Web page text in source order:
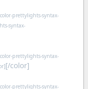
prettylights-syntax-
syntax-
prettylights-syntax-
[/color]
prettylights-syntax-